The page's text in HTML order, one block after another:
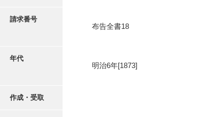
請求番号
布告全書18
年代
明治6年[1873]
作成・受取